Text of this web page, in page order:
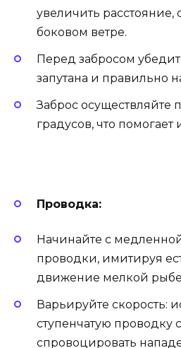
увеличить расстояние,
боковом ветре.
Перед забросом
запутана и правильно
Заброс осуществляйте
градусов, что помогает
Проводка:
Начинайте с
проводки, имитируя
движение мелкой
Варьируйте скорость:
ступенчатую проводку
спровоцировать